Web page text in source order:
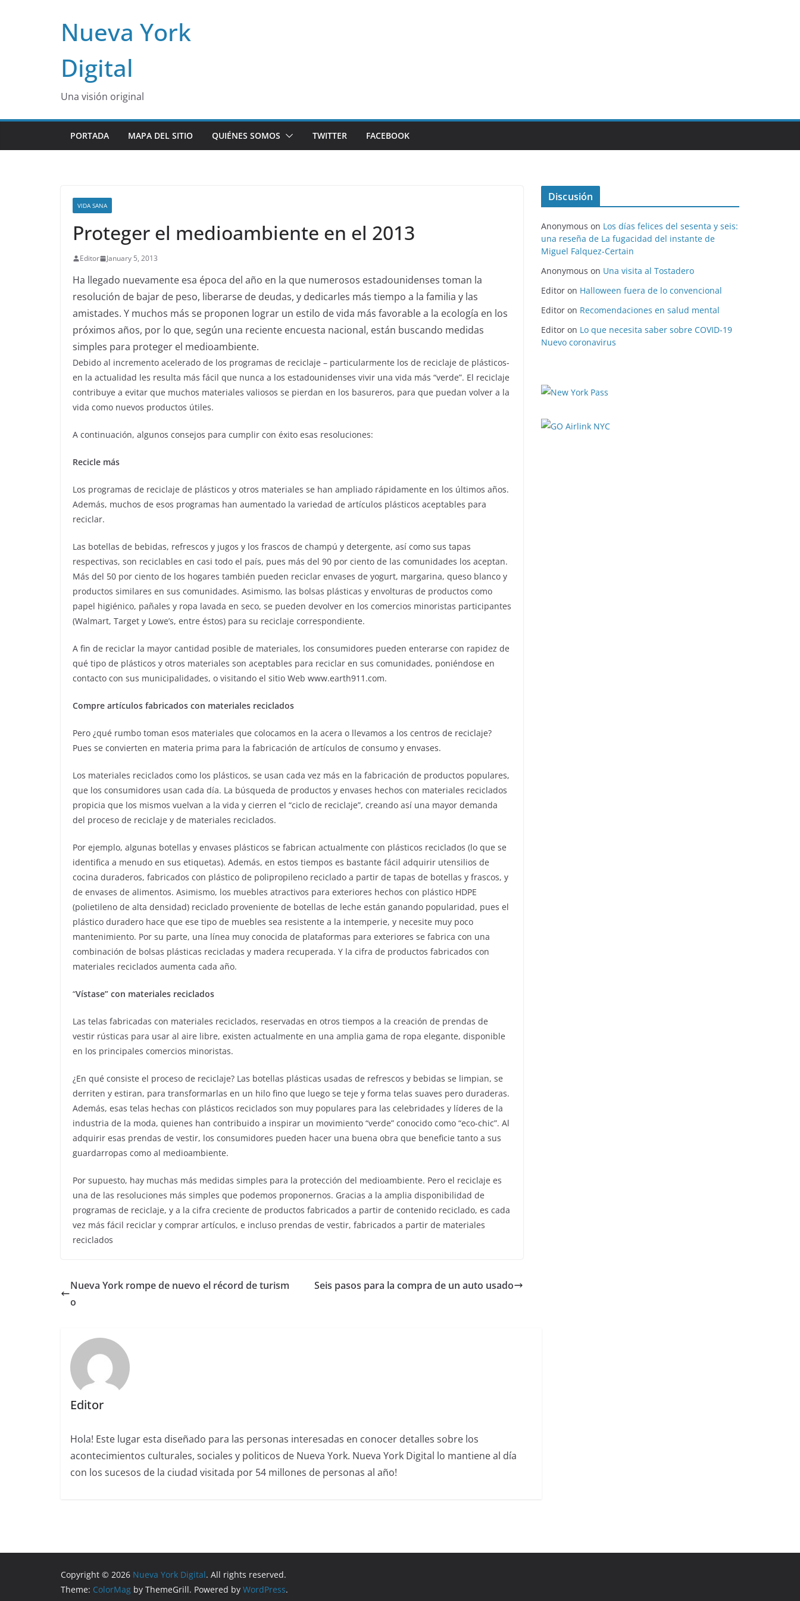
Nueva York
Digital
Una visión original
PORTADA MAPA DEL SITIO QUIÉNES SOMOS TWITTER FACEBOOK
VIDA SANA
Proteger el medioambiente en el 2013
Editor January 5, 2013
Ha llegado nuevamente esa época del año en la que numerosos estadounidenses toman la
resolución de bajar de peso, liberarse de deudas, y dedicarles más tiempo a la familia y las
amistades. Y muchos más se proponen lograr un estilo de vida más favorable a la ecología en los
próximos años, por lo que, según una reciente encuesta nacional, están buscando medidas
simples para proteger el medioambiente.
Debido al incremento acelerado de los programas de reciclaje – particularmente los de reciclaje de plásticos-
en la actualidad les resulta más fácil que nunca a los estadounidenses vivir una vida más “verde”. El reciclaje
contribuye a evitar que muchos materiales valiosos se pierdan en los basureros, para que puedan volver a la
vida como nuevos productos útiles.
A continuación, algunos consejos para cumplir con éxito esas resoluciones:
Recicle más
Los programas de reciclaje de plásticos y otros materiales se han ampliado rápidamente en los últimos años.
Además, muchos de esos programas han aumentado la variedad de artículos plásticos aceptables para
reciclar.
Las botellas de bebidas, refrescos y jugos y los frascos de champú y detergente, así como sus tapas
respectivas, son reciclables en casi todo el país, pues más del 90 por ciento de las comunidades los aceptan.
Más del 50 por ciento de los hogares también pueden reciclar envases de yogurt, margarina, queso blanco y
productos similares en sus comunidades. Asimismo, las bolsas plásticas y envolturas de productos como
papel higiénico, pañales y ropa lavada en seco, se pueden devolver en los comercios minoristas participantes
(Walmart, Target y Lowe’s, entre éstos) para su reciclaje correspondiente.
A fin de reciclar la mayor cantidad posible de materiales, los consumidores pueden enterarse con rapidez de
qué tipo de plásticos y otros materiales son aceptables para reciclar en sus comunidades, poniéndose en
contacto con sus municipalidades, o visitando el sitio Web www.earth911.com.
Compre artículos fabricados con materiales reciclados
Pero ¿qué rumbo toman esos materiales que colocamos en la acera o llevamos a los centros de reciclaje?
Pues se convierten en materia prima para la fabricación de artículos de consumo y envases.
Los materiales reciclados como los plásticos, se usan cada vez más en la fabricación de productos populares,
que los consumidores usan cada día. La búsqueda de productos y envases hechos con materiales reciclados
propicia que los mismos vuelvan a la vida y cierren el “ciclo de reciclaje”, creando así una mayor demanda
del proceso de reciclaje y de materiales reciclados.
Por ejemplo, algunas botellas y envases plásticos se fabrican actualmente con plásticos reciclados (lo que se
identifica a menudo en sus etiquetas). Además, en estos tiempos es bastante fácil adquirir utensilios de
cocina duraderos, fabricados con plástico de polipropileno reciclado a partir de tapas de botellas y frascos, y
de envases de alimentos. Asimismo, los muebles atractivos para exteriores hechos con plástico HDPE
(polietileno de alta densidad) reciclado proveniente de botellas de leche están ganando popularidad, pues el
plástico duradero hace que ese tipo de muebles sea resistente a la intemperie, y necesite muy poco
mantenimiento. Por su parte, una línea muy conocida de plataformas para exteriores se fabrica con una
combinación de bolsas plásticas recicladas y madera recuperada. Y la cifra de productos fabricados con
materiales reciclados aumenta cada año.
“Vístase” con materiales reciclados
Las telas fabricadas con materiales reciclados, reservadas en otros tiempos a la creación de prendas de
vestir rústicas para usar al aire libre, existen actualmente en una amplia gama de ropa elegante, disponible
en los principales comercios minoristas.
¿En qué consiste el proceso de reciclaje? Las botellas plásticas usadas de refrescos y bebidas se limpian, se
derriten y estiran, para transformarlas en un hilo fino que luego se teje y forma telas suaves pero duraderas.
Además, esas telas hechas con plásticos reciclados son muy populares para las celebridades y líderes de la
industria de la moda, quienes han contribuido a inspirar un movimiento “verde” conocido como “eco-chic”. Al
adquirir esas prendas de vestir, los consumidores pueden hacer una buena obra que beneficie tanto a sus
guardarropas como al medioambiente.
Por supuesto, hay muchas más medidas simples para la protección del medioambiente. Pero el reciclaje es
una de las resoluciones más simples que podemos proponernos. Gracias a la amplia disponibilidad de
programas de reciclaje, y a la cifra creciente de productos fabricados a partir de contenido reciclado, es cada
vez más fácil reciclar y comprar artículos, e incluso prendas de vestir, fabricados a partir de materiales
reciclados
Nueva York rompe de nuevo el récord de turism
o
Seis pasos para la compra de un auto usado
Editor
Hola! Este lugar esta diseñado para las personas interesadas en conocer detalles sobre los
acontecimientos culturales, sociales y politicos de Nueva York. Nueva York Digital lo mantiene al día
con los sucesos de la ciudad visitada por 54 millones de personas al año!
Discusión
Anonymous on Los días felices del sesenta y seis:
una reseña de La fugacidad del instante de
Miguel Falquez-Certain
Anonymous on Una visita al Tostadero
Editor on Halloween fuera de lo convencional
Editor on Recomendaciones en salud mental
Editor on Lo que necesita saber sobre COVID-19
Nuevo coronavirus
Copyright © 2026 Nueva York Digital. All rights reserved.
Theme: ColorMag by ThemeGrill. Powered by WordPress.